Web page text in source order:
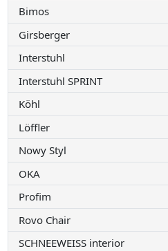
Bimos
Girsberger
Interstuhl
Interstuhl SPRINT
Köhl
Löffler
Nowy Styl
OKA
Profim
Rovo Chair
SCHNEEWEISS interior